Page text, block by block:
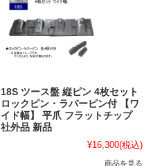
18S ツース盤 縦ピン 4枚セット
ロックピン・ラバーピン付 【ワ
イド幅】 平爪 フラットチップ
社外品 新品
¥16,300(税込)
商品を見る